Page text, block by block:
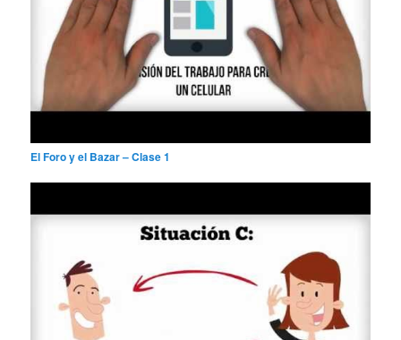
El Foro y el Bazar – Clase 1